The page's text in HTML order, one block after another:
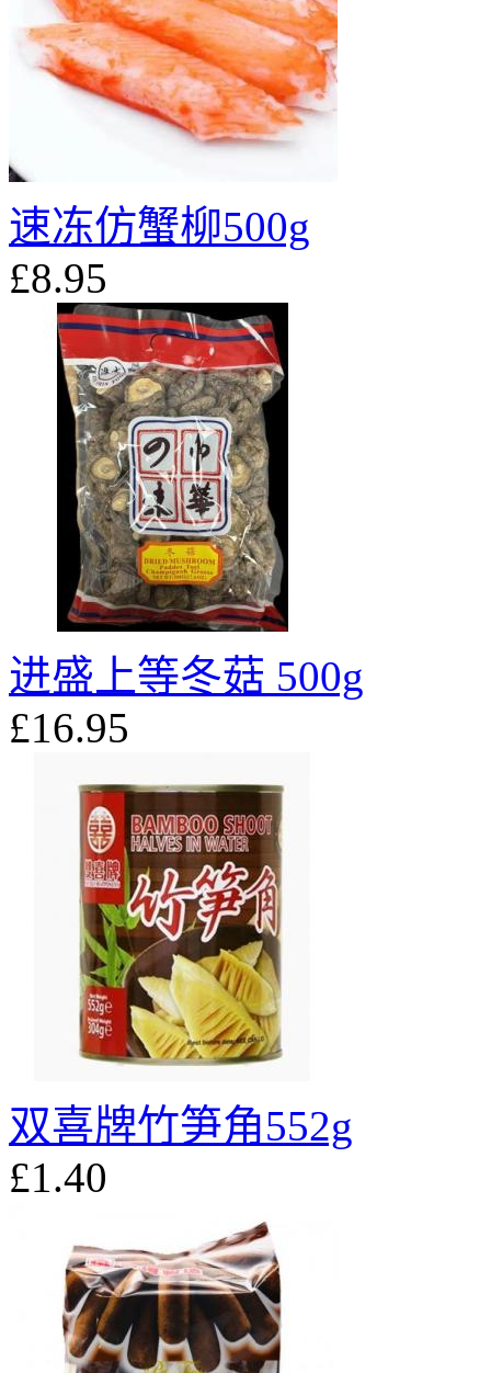
速冻仿蟹柳500g
£8.95
进盛上等冬菇 500g
£16.95
双喜牌竹笋角552g
£1.40